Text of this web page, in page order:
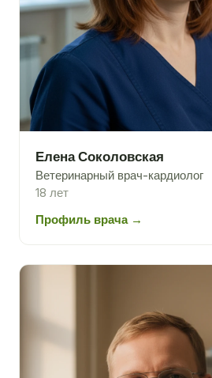
Елена Соколовская
Ветеринарный врач-кардиолог
18 лет
Профиль врача →